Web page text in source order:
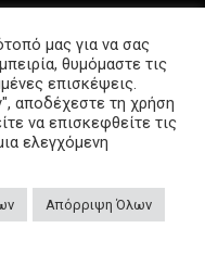
& Developed
μας για να σας
θυμόμαστε τις
επισκέψεις.
αποδέχεστε τη χρήση
να επισκεφθείτε τις
ελεγχόμενη
Απόρριψη Όλων